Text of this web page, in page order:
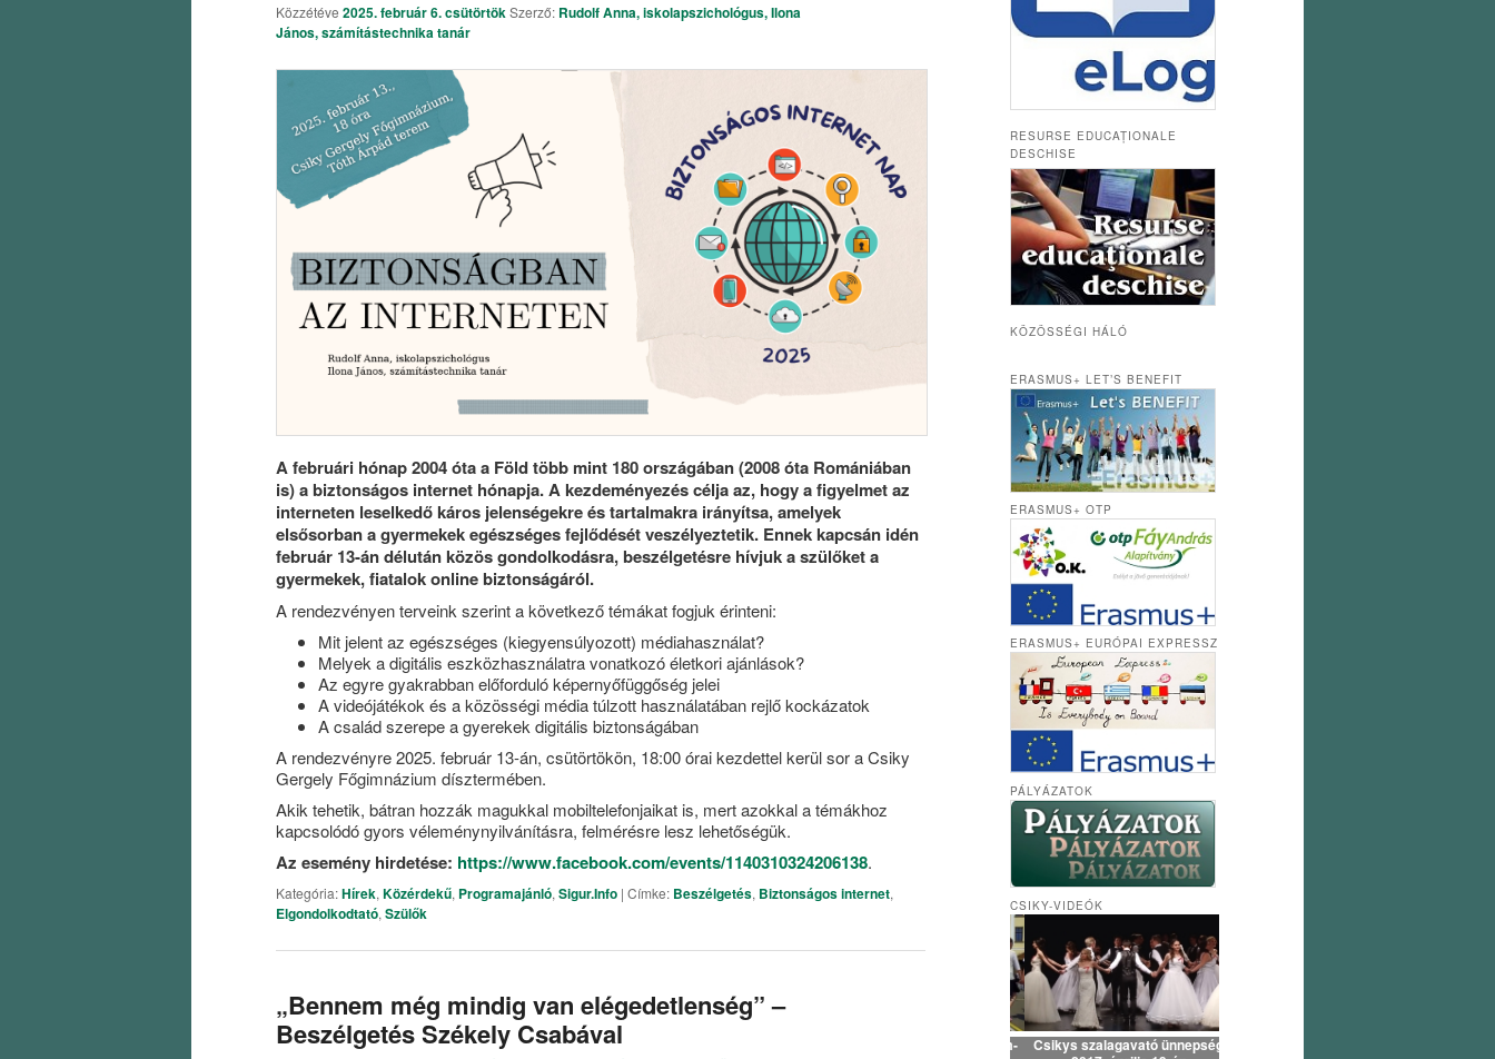
Közzétéve 2025. február 6. csütörtökSzerző: Rudolf Anna, iskolapszichológus, Ilona
János, számítástechnika tanár
A februári hónap 2004 óta a Föld több mint 180 országában (2008 óta Romániában
is) a biztonságos internet hónapja. A kezdeményezés célja az, hogy a figyelmet az
interneten leselkedő káros jelenségekre és tartalmakra irányítsa, amelyek
elsősorban a gyermekek egészséges fejlődését veszélyeztetik. Ennek kapcsán idén
február 13-án délután közös gondolkodásra, beszélgetésre hívjuk a szülőket a
gyermekek, fiatalok online biztonságáról.
A rendezvényen terveink szerint a következő témákat fogjuk érinteni:
Mit jelent az egészséges (kiegyensúlyozott) médiahasználat?
Melyek a digitális eszközhasználatra vonatkozó életkori ajánlások?
Az egyre gyakrabban előforduló képernyőfüggőség jelei
A videójátékok és a közösségi média túlzott használatában rejlő kockázatok
A család szerepe a gyerekek digitális biztonságában
A rendezvényre 2025. február 13-án, csütörtökön, 18:00 órai kezdettel kerül sor a Csiky
Gergely Főgimnázium dísztermében.
Akik tehetik, bátran hozzák magukkal mobiltelefonjaikat is, mert azokkal a témákhoz
kapcsolódó gyors véleménynyilvánításra, felmérésre lesz lehetőségük.
Az esemény hirdetése: https://www.facebook.com/events/1140310324206138.
Kategória:Hírek, Közérdekű, Programajánló, Sigur.Info | Címke: Beszélgetés, Biztonságos internet,
Elgondolkodtató, Szülők
„Bennem még mindig van elégedetlenség” –
Beszélgetés Székely Csabával
RESURSE EDUCAȚIONALE
DESCHISE
KÖZÖSSÉGI HÁLÓ
ERASMUS+ LET’S BENEFIT
ERASMUS+ OTP
ERASMUS+ EURÓPAI EXPRESSZ
PÁLYÁZATOK
CSIKY-VIDEÓK
Csikys szalagavató ünnepség